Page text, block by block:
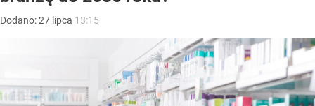
Dodano:27 lipca 13:15